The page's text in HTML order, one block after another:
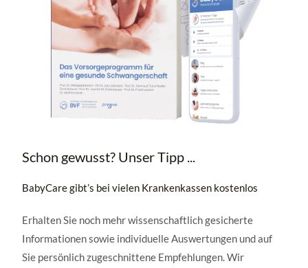
Schon gewusst? Unser Tipp ...
BabyCare gibt’s bei vielen Krankenkassen kostenlos
Erhalten Sie noch mehr wissenschaftlich gesicherte
Informationen sowie individuelle Auswertungen und auf
Sie persönlich zugeschnittene Empfehlungen. Wir